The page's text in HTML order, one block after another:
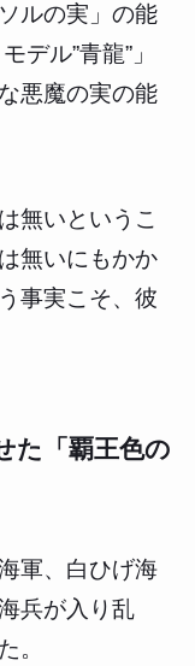
ルの実」の能
デル”青龍”」
悪魔の実の能
無いというこ
無いにもかか
事実こそ、彼
た「覇王色の
軍、白ひげ海
兵が入り乱
。